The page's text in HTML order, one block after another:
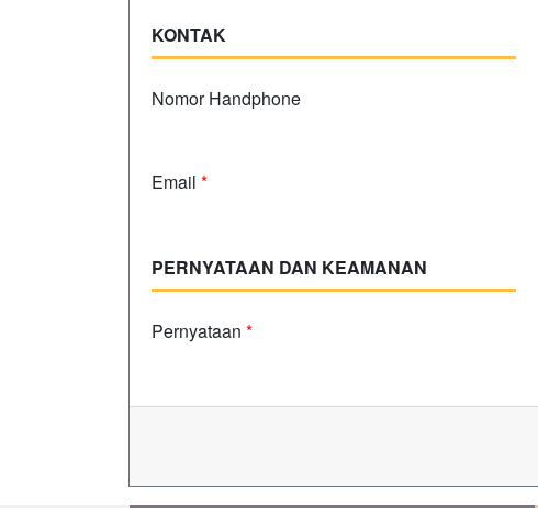
KONTAK
Nomor Handphone
Email *
PERNYATAAN DAN KEAMANAN
Pernyataan *